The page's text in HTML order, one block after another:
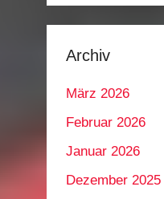
Archiv
März 2026
Februar 2026
Januar 2026
Dezember 2025